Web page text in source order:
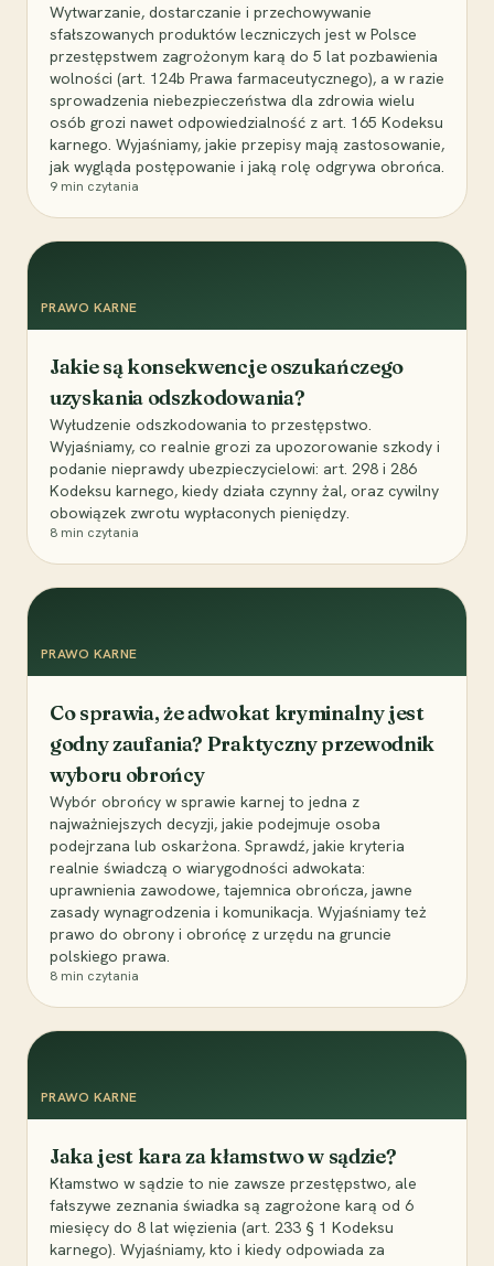
Wytwarzanie, dostarczanie i przechowywanie
sfałszowanych produktów leczniczych jest w Polsce
przestępstwem zagrożonym karą do 5 lat pozbawienia
wolności (art. 124b Prawa farmaceutycznego), a w razie
sprowadzenia niebezpieczeństwa dla zdrowia wielu
osób grozi nawet odpowiedzialność z art. 165 Kodeksu
karnego. Wyjaśniamy, jakie przepisy mają zastosowanie,
jak wygląda postępowanie i jaką rolę odgrywa obrońca.
9 min czytania
PRAWO KARNE
Jakie są konsekwencje oszukańczego
uzyskania odszkodowania?
Wyłudzenie odszkodowania to przestępstwo.
Wyjaśniamy, co realnie grozi za upozorowanie szkody i
podanie nieprawdy ubezpieczycielowi: art. 298 i 286
Kodeksu karnego, kiedy działa czynny żal, oraz cywilny
obowiązek zwrotu wypłaconych pieniędzy.
8 min czytania
PRAWO KARNE
Co sprawia, że adwokat kryminalny jest
godny zaufania? Praktyczny przewodnik
wyboru obrońcy
Wybór obrońcy w sprawie karnej to jedna z
najważniejszych decyzji, jakie podejmuje osoba
podejrzana lub oskarżona. Sprawdź, jakie kryteria
realnie świadczą o wiarygodności adwokata:
uprawnienia zawodowe, tajemnica obrończa, jawne
zasady wynagrodzenia i komunikacja. Wyjaśniamy też
prawo do obrony i obrońcę z urzędu na gruncie
polskiego prawa.
8 min czytania
PRAWO KARNE
Jaka jest kara za kłamstwo w sądzie?
Kłamstwo w sądzie to nie zawsze przestępstwo, ale
fałszywe zeznania świadka są zagrożone karą od 6
miesięcy do 8 lat więzienia (art. 233 § 1 Kodeksu
karnego). Wyjaśniamy, kto i kiedy odpowiada za